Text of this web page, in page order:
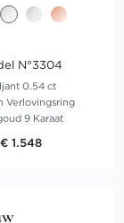
N°3304
0.54 ct
Verlovingsring
9 Karaat
€ 1.548